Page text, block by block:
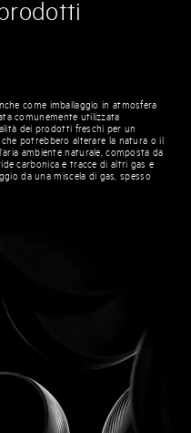
come imballaggio in atmosfera
comunemente utilizzata
dei prodotti freschi per un
potrebbero alterare la natura o il
ambiente naturale, composta da
carbonica e tracce di altri gas e
da una miscela di gas, spesso